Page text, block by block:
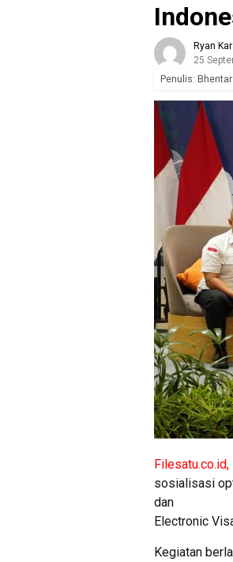
Ryan
25
Penulis: Bhentar
Filesatu.co.id,
sosialisasi
dan
Electronic
Kegiatan